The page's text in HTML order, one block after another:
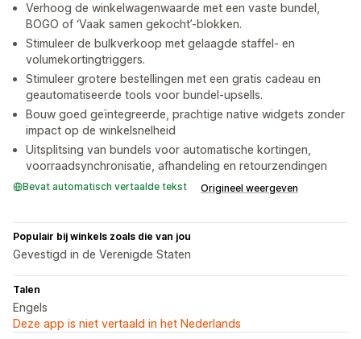
Verhoog de winkelwagenwaarde met een vaste bundel,
BOGO of ‘Vaak samen gekocht’-blokken.
Stimuleer de bulkverkoop met gelaagde staffel- en
volumekortingtriggers.
Stimuleer grotere bestellingen met een gratis cadeau en
geautomatiseerde tools voor bundel-upsells.
Bouw goed geïntegreerde, prachtige native widgets zonder
impact op de winkelsnelheid
Uitsplitsing van bundels voor automatische kortingen,
voorraadsynchronisatie, afhandeling en retourzendingen
Bevat automatisch vertaalde tekst Origineel weergeven
Populair bij winkels zoals die van jou
Gevestigd in de Verenigde Staten
Talen
Engels
Deze app is niet vertaald in het Nederlands